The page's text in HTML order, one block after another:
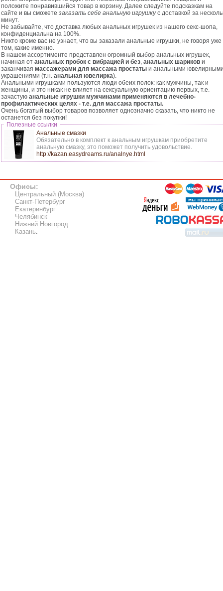
положите понравившийся товар в корзину. Далее следуйте подсказкам на
сайте и вы сможете заказать себе анальную игрушкус доставкой за
минут.
Не забывайте, что доставка любых анальных игрушек из нашего секс-шопа,
конфиденциальна на 100%.
Никто кроме вас не узнает, что вы заказали анальные игрушки, не говоря уже
том, какие именно.
В нашем ассортименте представлен огромный выбор анальных игрушек,
начиная от анальных пробок с вибрацией и без, анальных шариков и
заканчивая массажерами для массажа простаты и анальными
украшениями (т.н. анальная ювелирка).
Анальными игрушками пользуются люди обеих полок: как мужчины, так и
женщины, и это никак не влияет на сексуальную ориентацию первых, т.е.
зачастую анальные игрушки мужчинами применяются в лечебно-
профилактических целях - т.е. для массажа простаты.
Очень богатый выбор товаров позволяет однозначно сказать, что никто не
останется без покупки!
Полезные ссылки
Анальные смазки
Обязательно в комплект к анальным игрушкам приобретите
анальную смазку, это поможет получить удовольствие.
http://kazan.easydreams.ru/analnye.html
Офисы:
Центральный (Москва)
Санкт-Петербург
Екатеринбург
Челябинск
Нижний Новгород
Казань.